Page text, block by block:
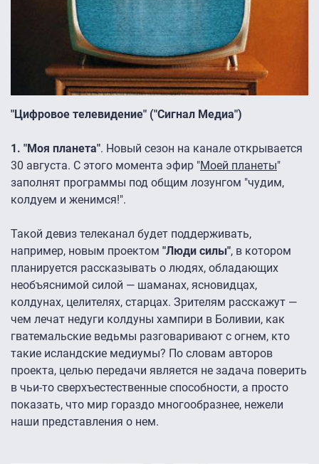
"Цифровое телевидение" ("Сигнал Медиа")
1. "Моя планета". Новый сезон на канале открывается
30 августа. С этого момента эфир "Моей планеты"
заполнят программы под общим лозунгом "чудим,
колдуем и женимся!".
Такой девиз телеканал будет поддерживать,
например, новым проектом "Люди силы", в котором
планируется рассказывать о людях, обладающих
необъяснимой силой — шаманах, ясновидцах,
колдунах, целителях, старцах. Зрителям расскажут —
чем лечат недуги колдуны хампири в Боливии, как
гватемальские ведьмы разговаривают с огнем, кто
такие исландские медиумы? По словам авторов
проекта, целью передачи является не задача поверить
в чьи-то сверхъестественные способности, а просто
показать, что мир гораздо многообразнее, нежели
наши представления о нем.